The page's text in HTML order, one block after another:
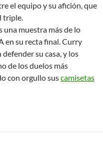
el equipo y su afición, que
triple.
muestra más de lo
en su recta final. Curry
su casa, y los
de los duelos más
con orgullo suscamisetas